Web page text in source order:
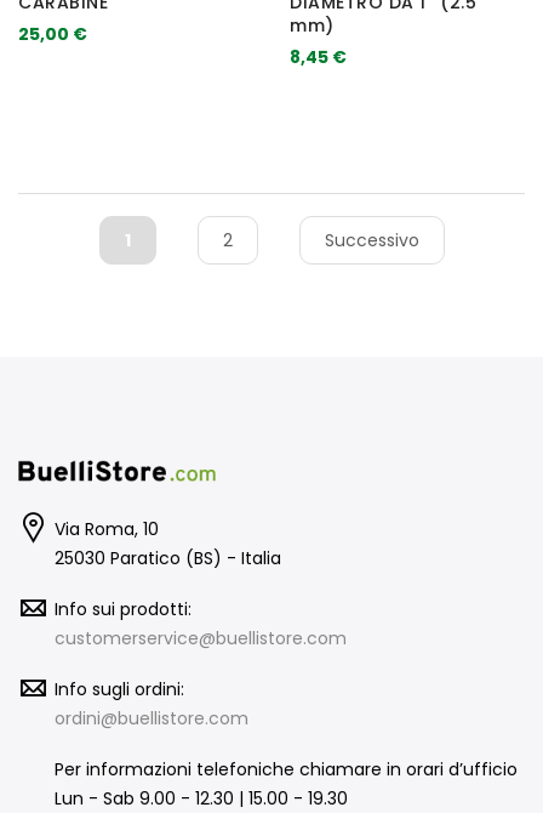
25,00 €
mm)
8,45 €
1 2 Successivo
Via Roma, 10
25030 Paratico (BS) - Italia
Info sui prodotti:
customerservice@buellistore.com
Info sugli ordini:
ordini@buellistore.com
Per informazioni telefoniche chiamare in orari d’ufficio
Lun - Sab 9.00 - 12.30 | 15.00 - 19.30